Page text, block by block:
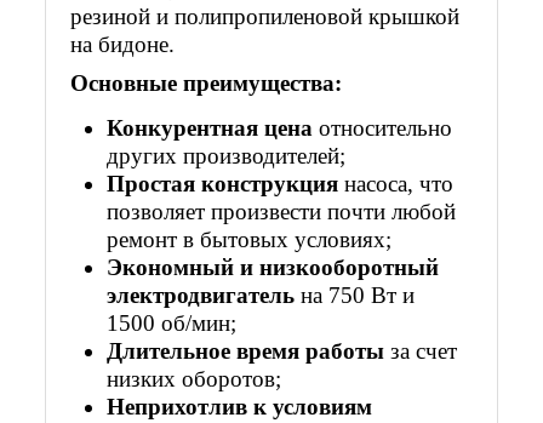
резиной и полипропиленовой крышкой
на бидоне.
Основные преимущества:
Конкурентная цена относительно
других производителей;
Простая конструкция насоса, что
позволяет произвести почти любой
ремонт в бытовых условиях;
Экономный и низкооборотный
электродвигатель на 750 Вт и
1500 об/мин;
Длительное время работы за счет
низких оборотов;
Неприхотлив к условиям